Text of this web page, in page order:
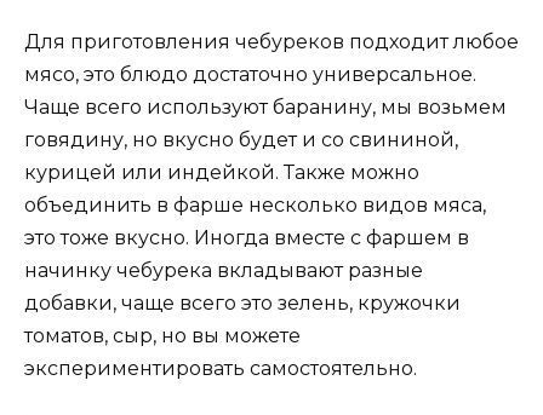
Для приготовления чебуреков подходит любое
мясо, это блюдо достаточно универсальное.
Чаще всего используют баранину, мы возьмем
говядину, но вкусно будет и со свининой,
курицей или индейкой. Также можно
объединить в фарше несколько видов мяса,
это тоже вкусно. Иногда вместе с фаршем в
начинку чебурека вкладывают разные
добавки, чаще всего это зелень, кружочки
томатов, сыр, но вы можете
экспериментировать самостоятельно.